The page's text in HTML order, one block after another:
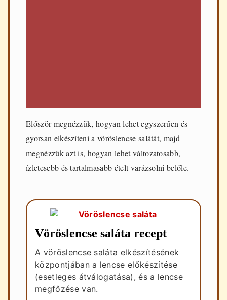
Először megnézzük, hogyan lehet egyszerűen és
gyorsan elkészíteni a vöröslencse salátát, majd
megnézzük azt is, hogyan lehet változatosabb,
ízletesebb és tartalmasabb ételt varázsolni belőle.
Vöröslencse saláta recept
A vöröslencse saláta elkészítésének
központjában a lencse előkészítése
(esetleges átválogatása), és a lencse
megfőzése van.